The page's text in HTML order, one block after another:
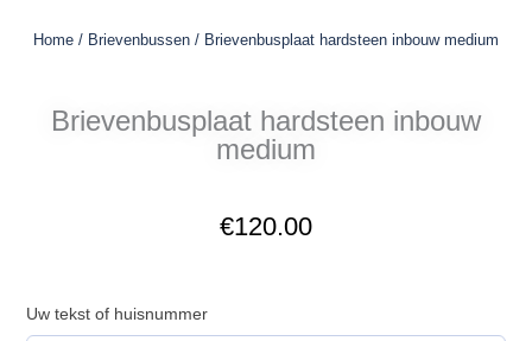
Home / Brievenbussen / Brievenbusplaat hardsteen inbouw medium
Brievenbusplaat hardsteen inbouw
medium
€120.00
Uw tekst of huisnummer
hardsteen